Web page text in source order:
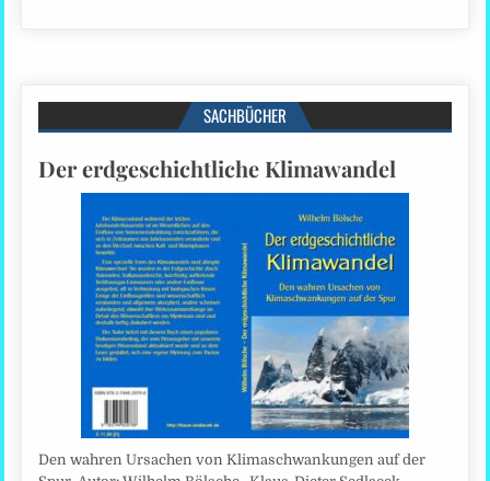
SACHBÜCHER
Der erdgeschichtliche Klimawandel
Den wahren Ursachen von Klimaschwankungen auf der